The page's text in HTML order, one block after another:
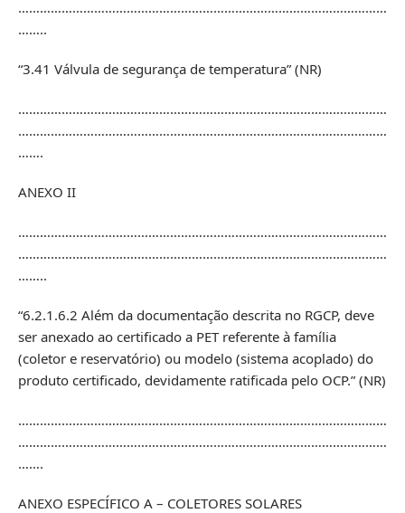
…………………………………………………………………………………………
……..
“3.41 Válvula de segurança de temperatura” (NR)
…………………………………………………………………………………………
…………………………………………………………………………………………
…….
ANEXO II
…………………………………………………………………………………………
…………………………………………………………………………………………
……..
“6.2.1.6.2 Além da documentação descrita no RGCP, deve
ser anexado ao certificado a PET referente à família
(coletor e reservatório) ou modelo (sistema acoplado) do
produto certificado, devidamente ratificada pelo OCP.” (NR)
…………………………………………………………………………………………
…………………………………………………………………………………………
…….
ANEXO ESPECÍFICO A – COLETORES SOLARES